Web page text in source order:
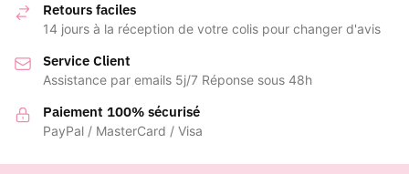
Retours faciles
14 jours à la réception de votre colis pour changer d'avis
Service Client
Assistance par emails 5j/7 Réponse sous 48h
Paiement 100% sécurisé
PayPal / MasterCard / Visa